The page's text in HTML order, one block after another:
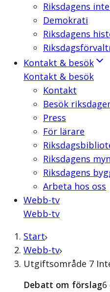
Riksdagens
Demokrati
Riksdagens
Kontakt & besök
Kontakt & besök
Kontakt
Besök
Press
För lärare
Riksdagens
Riksdagens
Arbeta hos oss
Webb-tv
Webb-tv
Start
Webb-tv
Utgiftsområde 7
Debatt om förslag6